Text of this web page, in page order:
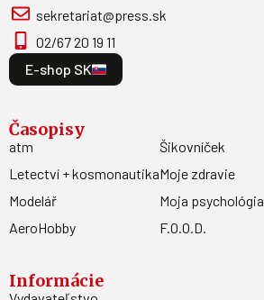
sekretariat@press.sk
02/67 20 19 11
E-shop SK
Časopisy
atm
Letectví + kosmonautika
Modelář
AeroHobby
Šikovníček
Moje zdravie
Moja psychológia
F.O.O.D.
Informácie